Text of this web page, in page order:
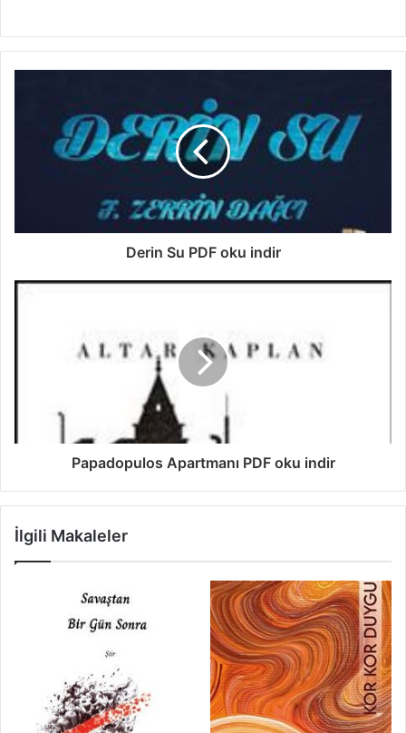
Derin Su PDF oku indir
Papadopulos Apartmanı PDF oku indir
İlgili Makaleler